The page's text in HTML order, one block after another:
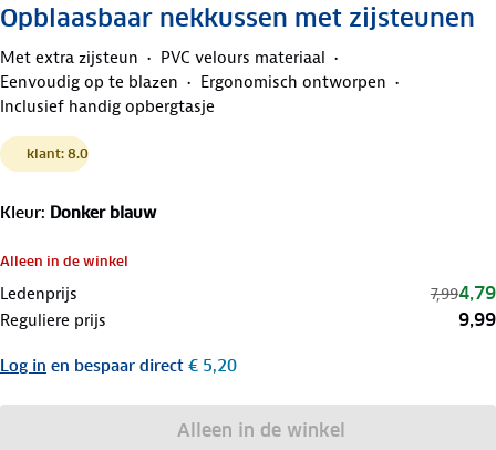
Opblaasbaar nekkussen met zijsteunen
Met extra zijsteun
PVC velours materiaal
Eenvoudig op te blazen
Ergonomisch ontworpen
Inclusief handig opbergtasje
klant: 8.0
Kleur: Donker blauw
Alleen in de winkel
Ledenprijs 7,994,79
Reguliere prijs 9,99
Log in en bespaar direct € 5,20
Alleen in de winkel